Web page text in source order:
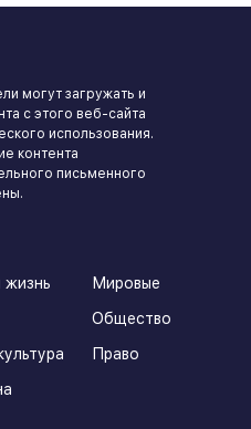
могут загружать и
с этого веб-сайта
использования.
контента
письменного
жизнь
Мировые
Общество
Право